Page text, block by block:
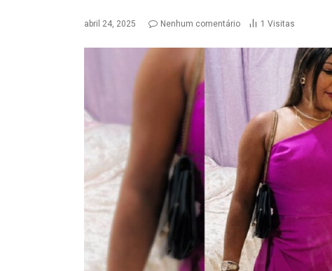
abril 24, 2025 Nenhum comentário 1 Visitas